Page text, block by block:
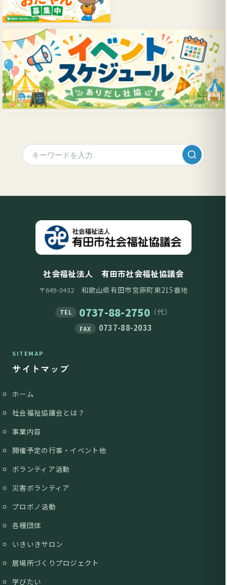
社会福祉法人 有田市社会福祉協議会
〒649-0432 和歌山県有田市宮原町東215番地
TEL 0737-88-2750（代）
FAX 0737-88-2033
SITEMAP
サイトマップ
ホーム
社会福祉協議会とは？
事業内容
開催予定の行事・イベント他
ボランティア活動
災害ボランティア
プロボノ活動
各種団体
いきいきサロン
居場所づくりプロジェクト
学びたい